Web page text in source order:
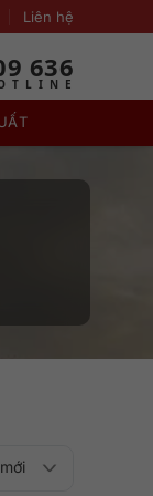
Liên hệ
636